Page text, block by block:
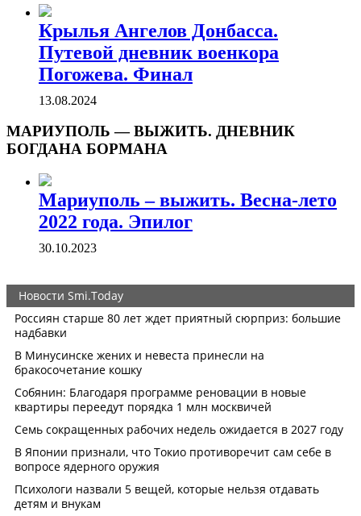
Крылья Ангелов Донбасса.
Путевой дневник военкора
Погожева. Финал
13.08.2024
МАРИУПОЛЬ — ВЫЖИТЬ. ДНЕВНИК
БОГДАНА БОРМАНА
Мариуполь – выжить. Весна-лето
2022 года. Эпилог
30.10.2023